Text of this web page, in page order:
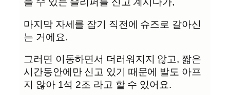
마지막 자세를 잡기 직전에 슈즈로 갈아신
는 거에요.
그러면 이동하면서 더러워지지 않고, 짧은
시간동안에만 신고 있기 때문에 발도 아프
지 않아 1석 2조 라고 할 수 있어요.